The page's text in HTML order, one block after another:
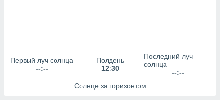
наших 1199
Первый луч солнца
--:--
Полдень
12:30
Последний луч
солнца
--:--
Солнце за горизонтом